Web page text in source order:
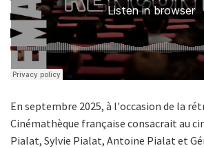
En septembre 2025, à l'occasion de la
Cinémathèque française consacrait au
Pialat, Sylvie Pialat, Antoine Pialat et